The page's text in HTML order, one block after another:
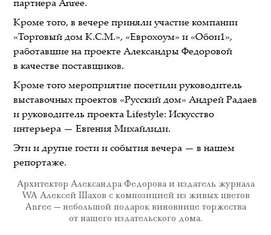
партнера Anree.
Кроме того, в вечере приняли участие компании
«Торговый дом К.С.М.», «Еврохоум» и «Обои1»,
работавшие на проекте Александры Федоровой
в качестве поставщиков.
Кроме того мероприятие посетили руководитель
выставочных проектов «Русский дом» Андрей Радаев
и руководитель проекта Lifestyle: Искусство
интерьера — Евгения Михайлиди.
Эти и другие гости и события вечера — в нашем
репортаже.
Архитектор Александра Федорова и издатель журнала
WA Алексей Шахов с композицией из живых цветов
Anree — небольшой подарок виновнице торжества
от нашего издательского дома.